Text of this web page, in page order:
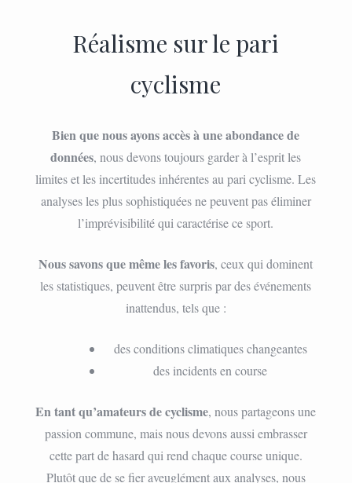
Réalisme sur le pari
cyclisme
Bien que nous ayons accès à une abondance de
données, nous devons toujours garder à l’esprit les
limites et les incertitudes inhérentes au pari cyclisme. Les
analyses les plus sophistiquées ne peuvent pas éliminer
l’imprévisibilité qui caractérise ce sport.
Nous savons que même les favoris, ceux qui dominent
les statistiques, peuvent être surpris par des événements
inattendus, tels que :
des conditions climatiques changeantes
des incidents en course
En tant qu’amateurs de cyclisme, nous partageons une
passion commune, mais nous devons aussi embrasser
cette part de hasard qui rend chaque course unique.
Plutôt que de se fier aveuglément aux analyses, nous